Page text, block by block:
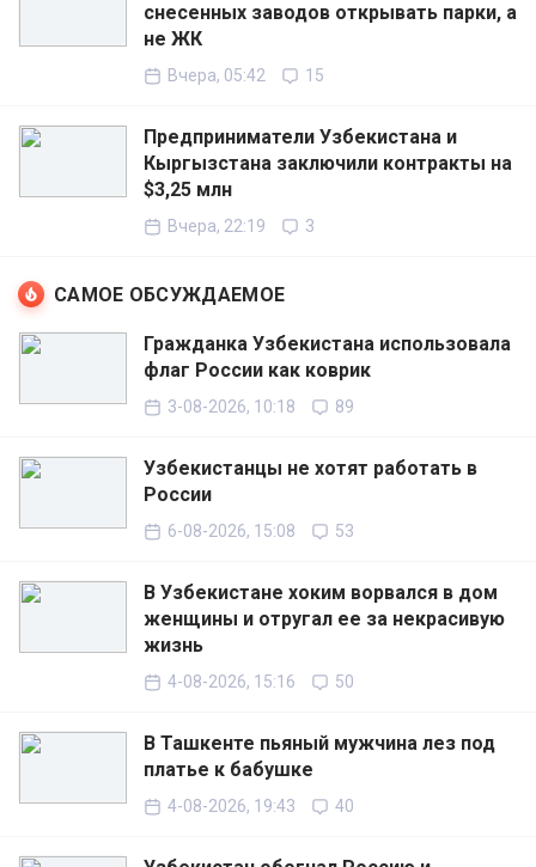
снесенных заводов открывать парки, а
не ЖК
Вчера, 05:42 15
Предприниматели Узбекистана и
Кыргызстана заключили контракты на
$3,25 млн
Вчера, 22:19 3
САМОЕ ОБСУЖДАЕМОЕ
Гражданка Узбекистана использовала
флаг России как коврик
3-08-2026, 10:18 89
Узбекистанцы не хотят работать в
России
6-08-2026, 15:08 53
В Узбекистане хоким ворвался в дом
женщины и отругал ее за некрасивую
жизнь
4-08-2026, 15:16 50
В Ташкенте пьяный мужчина лез под
платье к бабушке
4-08-2026, 19:43 40